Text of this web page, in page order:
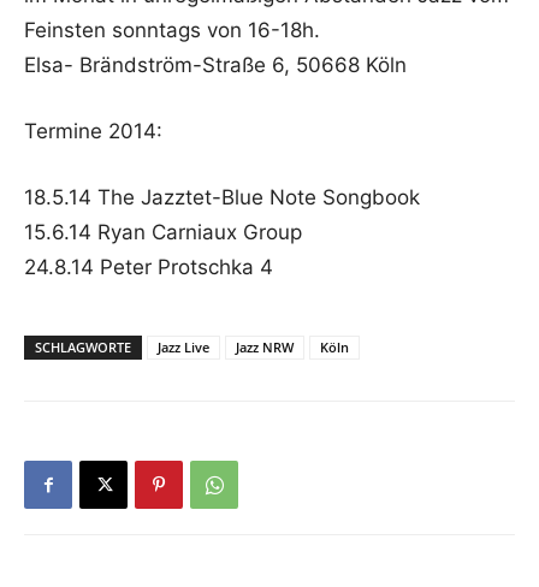
Feinsten sonntags von 16-18h.
Elsa- Brändström-Straße 6, 50668 Köln
Termine 2014:
18.5.14 The Jazztet-Blue Note Songbook
15.6.14 Ryan Carniaux Group
24.8.14 Peter Protschka 4
SCHLAGWORTE Jazz Live Jazz NRW Köln